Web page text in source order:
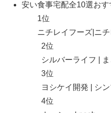
安い食事宅配全10選お
1位
ニチレイフーズ|ニチ
2位
シルバーライフ |
3位
ヨシケイ開発 |
シ
4位